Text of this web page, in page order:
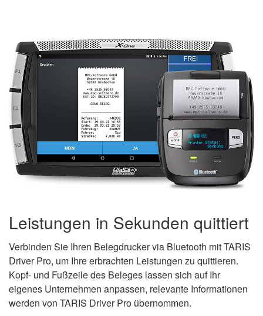
Leistungen in Sekunden quittiert
Verbinden Sie Ihren Belegdrucker via Bluetooth mit TARIS
Driver Pro, um Ihre erbrachten Leistungen zu quittieren.
Kopf- und Fußzeile des Beleges lassen sich auf Ihr
eigenes Unternehmen anpassen, relevante Informationen
werden von TARIS Driver Pro übernommen.